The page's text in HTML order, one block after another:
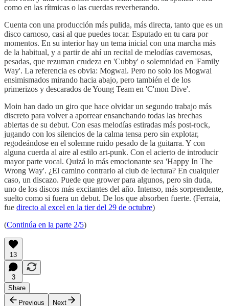
como en las rítmicas o las cuerdas reverberando.
Cuenta con una producción más pulida, más directa, tanto que es un
disco carnoso, casi al que puedes tocar. Esputado en tu cara por
momentos. En su interior hay un tema inicial con una marcha más
de la habitual, y a partir de ahí un recital de melodías cavernosas,
pesadas, que rezuman crudeza en 'Cubby' o solemnidad en 'Family
Way'. La referencia es obvia: Mogwai. Pero no solo los Mogwai
ensimismados mirando hacia abajo, pero también el de los
primerizos y descarados de Young Team en 'C'mon Dive'.
Moin han dado un giro que hace olvidar un segundo trabajo más
discreto para volver a aporrear ensanchando todas las brechas
abiertas de su debut. Con esas melodías estiradas más post-rock,
jugando con los silencios de la calma tensa pero sin explotar,
regodeándose en el solemne ruido pesado de la guitarra. Y con
alguna cuerda al aire al estilo art-punk. Con el acierto de introducir
mayor parte vocal. Quizá lo más emocionante sea 'Happy In The
Wrong Way'. ¿El camino contrario al club de lectura? En cualquier
caso, un discazo. Puede que grower para algunos, pero sin duda,
uno de los discos más excitantes del año. Intenso, más sorprendente,
suelto como si fuera un debut. De los que absorben fuerte. (Ferraia,
fue directo al excel en la tier del 29 de octubre)
(Continúa en la parte 2/5)
13
3
Share
Previous
Next